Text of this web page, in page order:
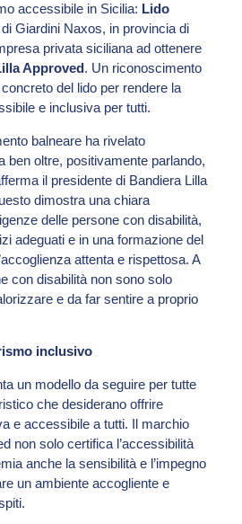
accessibile in Sicilia: Lido
Giardini Naxos, in provincia di
privata siciliana ad ottenere
Approved. Un riconoscimento
del lido per rendere la
e inclusiva per tutti.
balneare ha rivelato
ben oltre, positivamente parlando,
il presidente di Bandiera Lilla
dimostra una chiara
delle persone con disabilità,
adeguati e in una formazione del
attenta e rispettosa. A
con disabilità non sono solo
e da far sentire a proprio
inclusivo
un modello da seguire per tutte
che desiderano offrire
e accessibile a tutti. Il marchio
non solo certifica l’accessibilità
anche la sensibilità e l’impegno
un ambiente accogliente e